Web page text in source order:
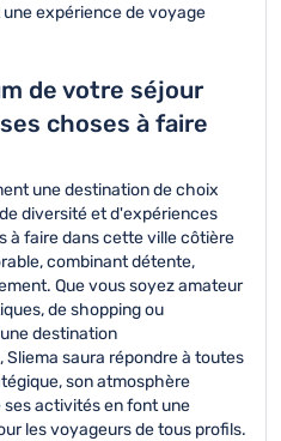
expérience de voyage
de votre séjour
choses à faire
une destination de choix
diversité et d'expériences
à faire dans cette ville côtière
combinant détente,
Que vous soyez amateur
de shopping ou
destination
saura répondre à toutes
son atmosphère
activités en font une
les voyageurs de tous profils.